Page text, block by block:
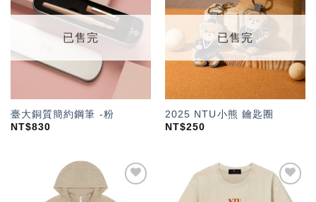
望輕
單」
已售完
臺大銅質簡約鋼筆 -粉
NT$830
「願
望輕
已售完
2025 NTU小熊 鑰匙圈
NT$250
加入